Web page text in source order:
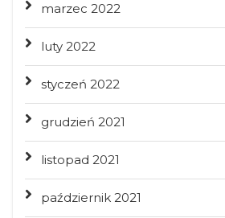
marzec 2022
luty 2022
styczeń 2022
grudzień 2021
listopad 2021
październik 2021